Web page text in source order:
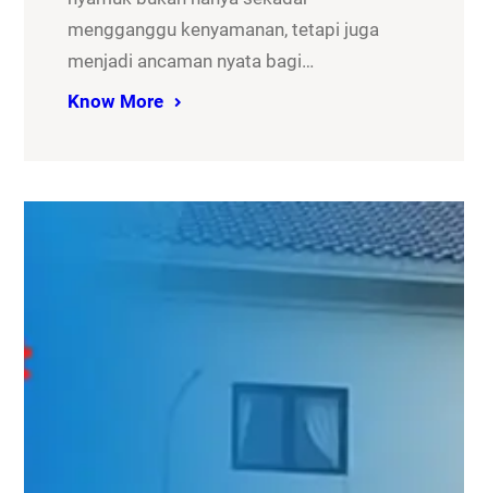
mengganggu kenyamanan, tetapi juga
menjadi ancaman nyata bagi…
Know More